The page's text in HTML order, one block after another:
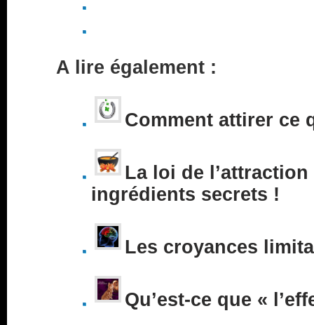
A lire également :
Comment attirer ce
La loi de l’attraction
ingrédients secrets !
Les croyances
Qu’est-ce que «